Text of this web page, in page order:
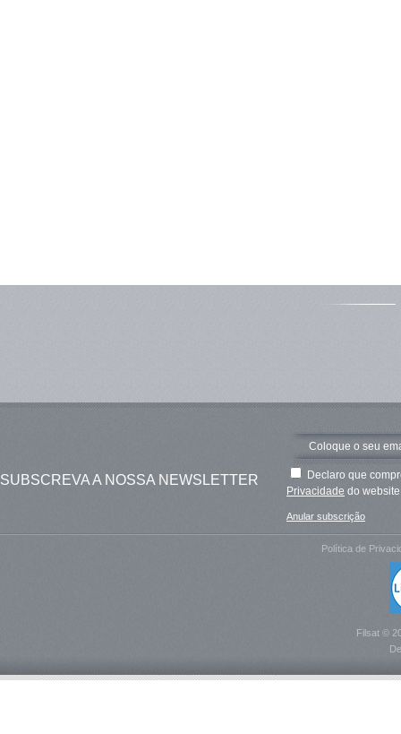
SUBSCREVA A NOSSA NEWSLETTER
Declaro que
Privacidade do
Anular subscrição
Política de
Filsat ©